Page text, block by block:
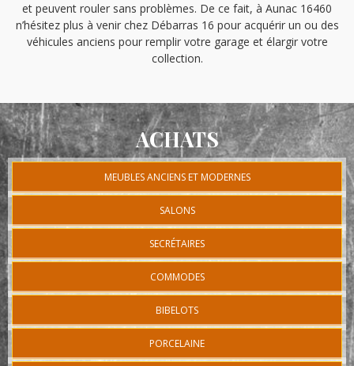
et peuvent rouler sans problèmes. De ce fait, à Aunac 16460
n’hésitez plus à venir chez Débarras 16 pour acquérir un ou des
véhicules anciens pour remplir votre garage et élargir votre
collection.
ACHATS
MEUBLES ANCIENS ET MODERNES
SALONS
SECRÉTAIRES
COMMODES
BIBELOTS
PORCELAINE